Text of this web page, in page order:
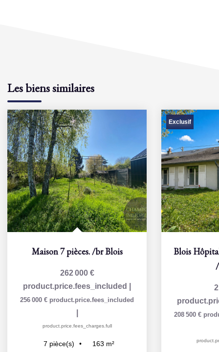
Les biens similaires
Maison 7 pièces. /brBlois
262 000 €
product.price.fees_included
256 000 € product.price.fees_included
product.price.fees_charges.full
7 pièce(s) 163 m²
Exclusif
208 500 €